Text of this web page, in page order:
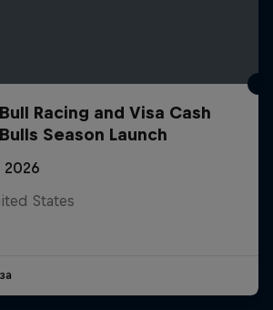
Racing and Visa Cash
Season Launch
2026
States